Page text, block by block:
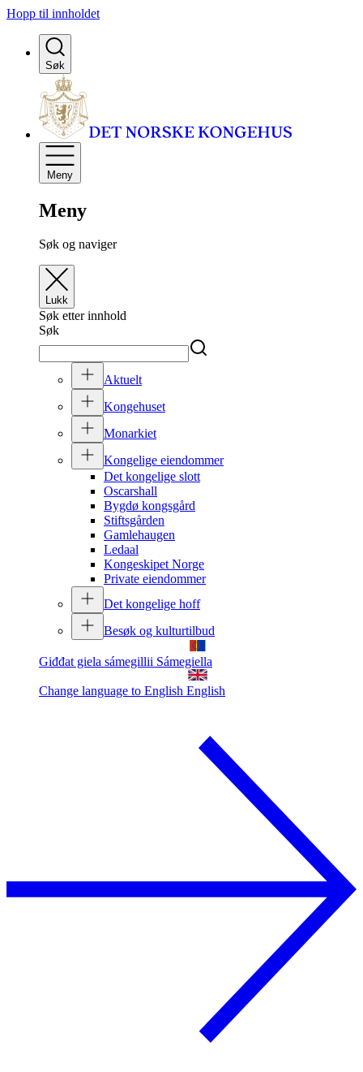
Hopp til innholdet
Søk
Meny
Meny
Søk og naviger
Lukk
Søk etter innhold
Søk
Aktuelt
Kongehuset
Monarkiet
Kongelige eiendommer
Det kongelige slott
Oscarshall
Bygdø kongsgård
Stiftsgården
Gamlehaugen
Ledaal
Kongeskipet Norge
Private eiendommer
Det kongelige hoff
Besøk og kulturtilbud
Giđđat giela sámegillii Sámegiella
Change language to English English